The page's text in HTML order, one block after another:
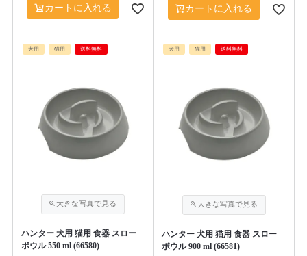
カートに入れる カートに入れる
犬用 猫用 送料無料
ハンター 犬用 猫用 食器 スロー
ボウル 550 ml (66580)
犬用 猫用 送料無料
ハンター 犬用 猫用 食器 スロー
ボウル 900 ml (66581)